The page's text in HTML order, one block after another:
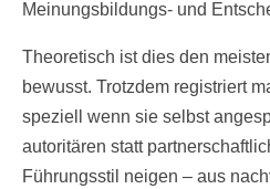
Meinungsbildungs- und
Theoretisch ist dies den
bewusst. Trotzdem registriert
speziell wenn sie selbst
autoritären statt
Führungsstil neigen – aus